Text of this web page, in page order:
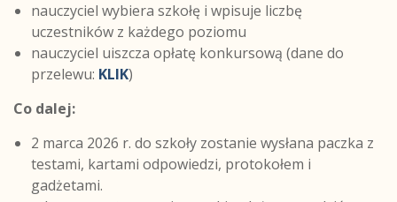
nauczyciel wybiera szkołę i wpisuje liczbę
uczestników z każdego poziomu
nauczyciel uiszcza opłatę konkursową (dane do
przelewu: KLIK)
Co dalej:
2 marca 2026 r. do szkoły zostanie wysłana paczka z
testami, kartami odpowiedzi, protokołem i
gadżetami.